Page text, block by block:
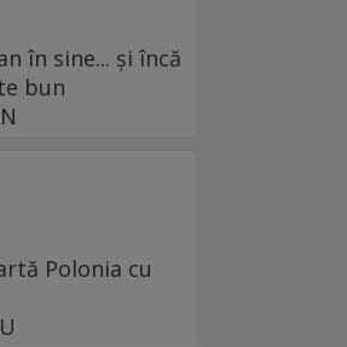
în sine... și încă
bun
Polonia cu